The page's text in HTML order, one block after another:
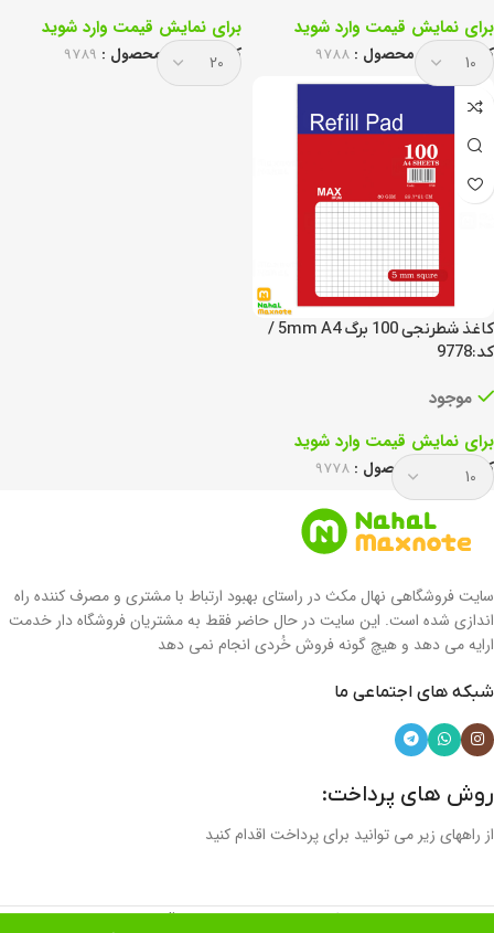
برای نمایش قیمت وارد شوید
کد انحصاری محصول : 9788
برای نمایش قیمت وارد شوید
کد انحصاری محصول : 9789
کاغذ شطرنجی 100 برگ 5mm A4 /
کد:9778
موجود
برای نمایش قیمت وارد شوید
کد انحصاری محصول : 9778
سایت فروشگاهی نهال مکث در راستای بهبود ارتباط با مشتری و مصرف کننده راه
اندازی شده است. این سایت در حال حاضر فقط به مشتریان فروشگاه دار خدمت
ارایه می دهد و هیچ گونه فروش خُردی انجام نمی دهد
شبکه های اجتماعی ما
روش های پرداخت:
از راههای زیر می توانید برای پرداخت اقدام کنید
طراحی و پشتیبانی studio yuna